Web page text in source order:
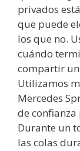
privados
que puede
los que no.
cuándo
compartir
Utilizamos
Mercedes
de
Durante un
las colas